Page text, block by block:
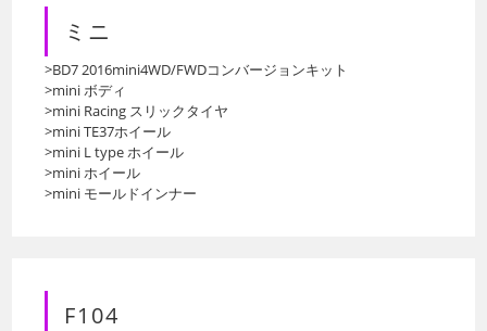
ミニ
>BD7 2016mini4WD/FWDコンバージョンキット
>mini ボディ
>mini Racing スリックタイヤ
>mini TE37ホイール
>mini L type ホイール
>mini ホイール
>mini モールドインナー
F104